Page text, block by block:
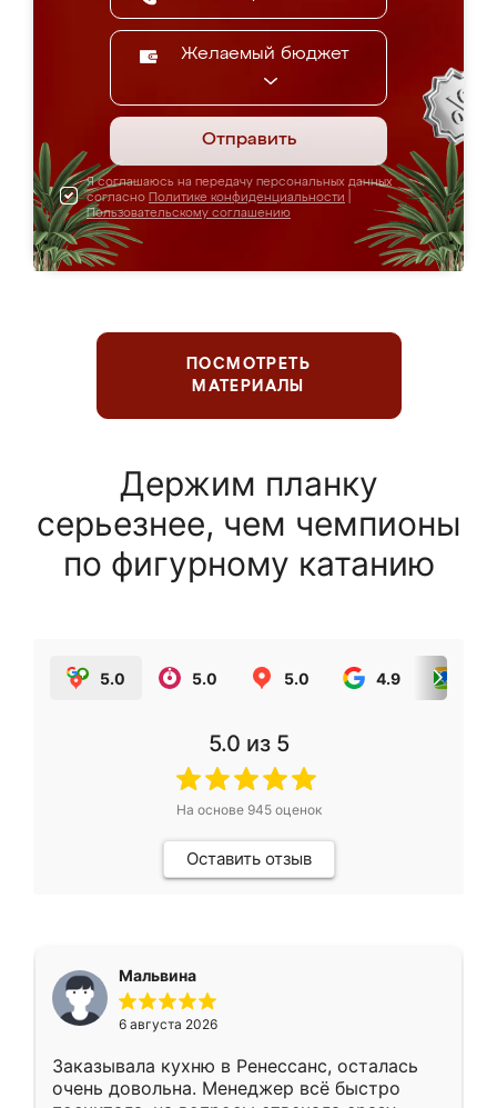
Желаемый бюджет
Отправить
Я соглашаюсь на передачу персональных данных
согласно Политике конфиденциальности
Пользовательскому соглашению
ПОСМОТРЕТЬ
МАТЕРИАЛЫ
Держим планку
серьезнее, чем чемпионы
по фигурному катанию
5.0 5.0 5.0 4.9
5.0 из 5
На основе 945оценок
Оставить отзыв
Мальвина
6 августа 2026
Заказывала кухню в Ренессанс, осталась
очень довольна. Менеджер всё быстро